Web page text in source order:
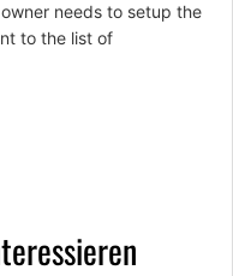
needs to setup the
to the list of